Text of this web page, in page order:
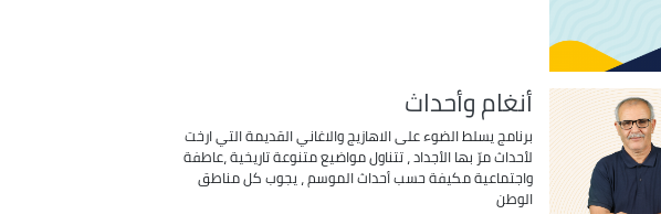
أنغام وأحداث
برنامج يسلط الضوء على الاهازيج والاغاني القديمة التي ارخت
لأحداث مرّ بها الأجداد ، تتناول مواضيع متنوعة تاريخية ،عاطفة
واجتماعية مكيفة حسب أحداث الموسم ، يجوب كل مناطق
الوطن